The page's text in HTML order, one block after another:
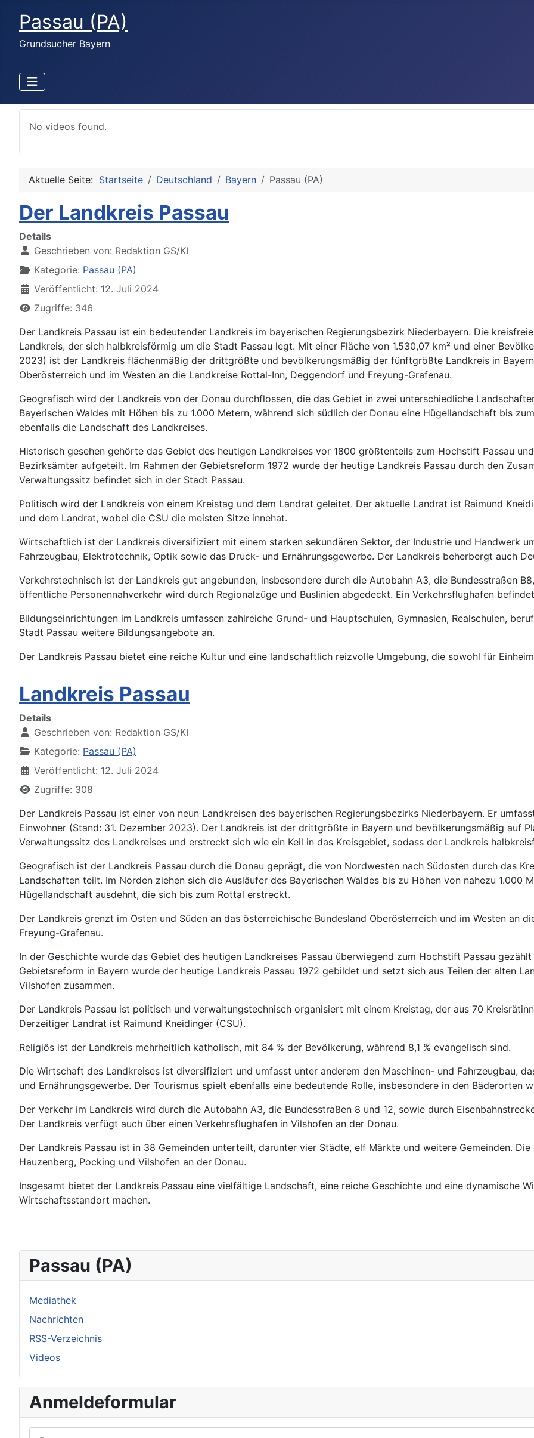
Passau (PA)
Grundsucher Bayern
No videos found.
Aktuelle Seite: Startseite Deutschland Bayern Passau (PA)
Der Landkreis Passau
Details
Geschrieben von: Redaktion GS/KI
Kategorie: Passau (PA)
Veröffentlicht: 12. Juli 2024
Zugriffe: 346
Der Landkreis Passau ist ein bedeutender Landkreis im bayerischen Regierungsbezirk Niederbayern. Die
Landkreis, der sich halbkreisförmig um die Stadt Passau legt. Mit einer Fläche von 1.530,07 km² und einer
2023) ist der Landkreis flächenmäßig der drittgrößte und bevölkerungsmäßig der fünftgrößte Landkreis in
Oberösterreich und im Westen an die Landkreise Rottal-Inn, Deggendorf und Freyung-Grafenau.
Geografisch wird der Landkreis von der Donau durchflossen, die das Gebiet in zwei unterschiedliche
Bayerischen Waldes mit Höhen bis zu 1.000 Metern, während sich südlich der Donau eine Hügellandschaft bis
ebenfalls die Landschaft des Landkreises.
Historisch gesehen gehörte das Gebiet des heutigen Landkreises vor 1800 größtenteils zum Hochstift Passau
Bezirksämter aufgeteilt. Im Rahmen der Gebietsreform 1972 wurde der heutige Landkreis Passau durch den
Verwaltungssitz befindet sich in der Stadt Passau.
Politisch wird der Landkreis von einem Kreistag und dem Landrat geleitet. Der aktuelle Landrat ist Raimund
und dem Landrat, wobei die CSU die meisten Sitze innehat.
Wirtschaftlich ist der Landkreis diversifiziert mit einem starken sekundären Sektor, der Industrie und Handwerk
Fahrzeugbau, Elektrotechnik, Optik sowie das Druck- und Ernährungsgewerbe. Der Landkreis beherbergt auch
Verkehrstechnisch ist der Landkreis gut angebunden, insbesondere durch die Autobahn A3, die Bundesstraßen
öffentliche Personennahverkehr wird durch Regionalzüge und Buslinien abgedeckt. Ein Verkehrsflughafen
Bildungseinrichtungen im Landkreis umfassen zahlreiche Grund- und Hauptschulen, Gymnasien, Realschulen,
Stadt Passau weitere Bildungsangebote an.
Der Landkreis Passau bietet eine reiche Kultur und eine landschaftlich reizvolle Umgebung, die sowohl für
Landkreis Passau
Details
Geschrieben von: Redaktion GS/KI
Kategorie: Passau (PA)
Veröffentlicht: 12. Juli 2024
Zugriffe: 308
Der Landkreis Passau ist einer von neun Landkreisen des bayerischen Regierungsbezirks Niederbayern. Er
Einwohner (Stand: 31. Dezember 2023). Der Landkreis ist der drittgrößte in Bayern und bevölkerungsmäßig auf
Verwaltungssitz des Landkreises und erstreckt sich wie ein Keil in das Kreisgebiet, sodass der Landkreis
Geografisch ist der Landkreis Passau durch die Donau geprägt, die von Nordwesten nach Südosten durch das
Landschaften teilt. Im Norden ziehen sich die Ausläufer des Bayerischen Waldes bis zu Höhen von nahezu 1.000
Hügellandschaft ausdehnt, die sich bis zum Rottal erstreckt.
Der Landkreis grenzt im Osten und Süden an das österreichische Bundesland Oberösterreich und im Westen an
Freyung-Grafenau.
In der Geschichte wurde das Gebiet des heutigen Landkreises Passau überwiegend zum Hochstift Passau
Gebietsreform in Bayern wurde der heutige Landkreis Passau 1972 gebildet und setzt sich aus Teilen der alten
Vilshofen zusammen.
Der Landkreis Passau ist politisch und verwaltungstechnisch organisiert mit einem Kreistag, der aus 70
Derzeitiger Landrat ist Raimund Kneidinger (CSU).
Religiös ist der Landkreis mehrheitlich katholisch, mit 84 % der Bevölkerung, während 8,1 % evangelisch sind.
Die Wirtschaft des Landkreises ist diversifiziert und umfasst unter anderem den Maschinen- und Fahrzeugbau,
und Ernährungsgewerbe. Der Tourismus spielt ebenfalls eine bedeutende Rolle, insbesondere in den Bäderorten
Der Verkehr im Landkreis wird durch die Autobahn A3, die Bundesstraßen 8 und 12, sowie durch
Der Landkreis verfügt auch über einen Verkehrsflughafen in Vilshofen an der Donau.
Der Landkreis Passau ist in 38 Gemeinden unterteilt, darunter vier Städte, elf Märkte und weitere Gemeinden.
Hauzenberg, Pocking und Vilshofen an der Donau.
Insgesamt bietet der Landkreis Passau eine vielfältige Landschaft, eine reiche Geschichte und eine dynamische
Wirtschaftsstandort machen.
Passau (PA)
Mediathek
Nachrichten
RSS-Verzeichnis
Videos
Anmeldeformular